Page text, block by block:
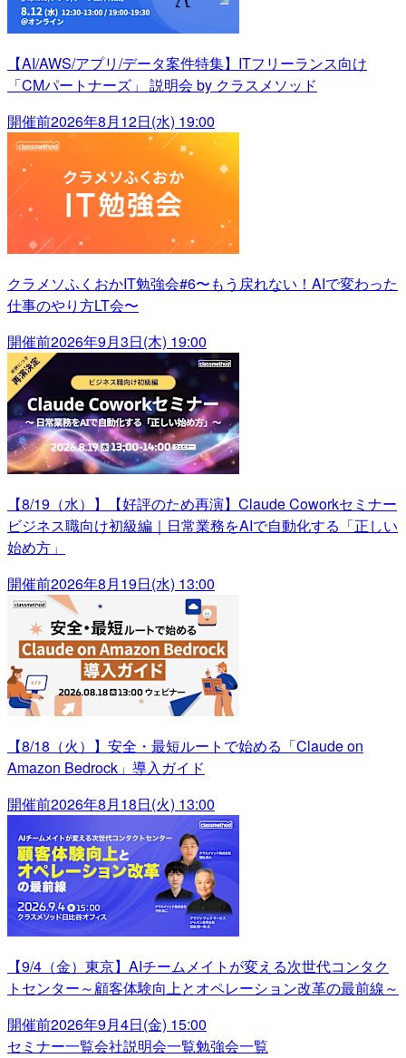
【AI/AWS/アプリ/データ案件特集】ITフリーランス向け
「CMパートナーズ」 説明会 by クラスメソッド
開催前2026年8月12日(水) 19:00
クラメソふくおかIT勉強会#6〜もう戻れない！AIで変わった
仕事のやり方LT会〜
開催前2026年9月3日(木) 19:00
【8/19（水）】【好評のため再演】Claude Coworkセミナー
ビジネス職向け初級編｜日常業務をAIで自動化する「正しい
始め方」
開催前2026年8月19日(水) 13:00
【8/18（火）】安全・最短ルートで始める「Claude on
Amazon Bedrock」導入ガイド
開催前2026年8月18日(火) 13:00
【9/4（金）東京】AIチームメイトが変える次世代コンタク
トセンター～顧客体験向上とオペレーション改革の最前線～
開催前2026年9月4日(金) 15:00
セミナー一覧会社説明会一覧勉強会一覧